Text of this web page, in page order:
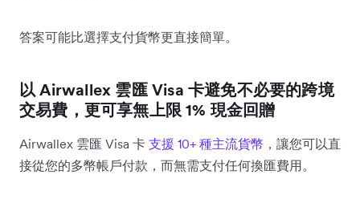
答案可能比選擇支付貨幣更直接簡單。
以 Airwallex 雲匯 Visa 卡避免不必要的跨境
交易費，更可享無上限 1% 現金回贈
Airwallex 雲匯 Visa 卡 支援 10+ 種主流貨幣 ，讓您可以直
接從您的多幣帳戶付款，而無需支付任何換匯費用。